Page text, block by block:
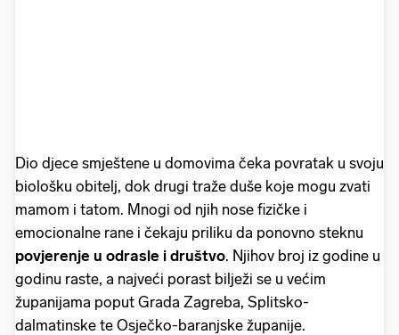
Dio djece smještene u domovima čeka povratak u svoju
biološku obitelj, dok drugi traže duše koje mogu zvati
mamom i tatom. Mnogi od njih nose fizičke i
emocionalne rane i čekaju priliku da ponovno steknu
povjerenje u odrasle i društvo. Njihov broj iz godine u
godinu raste, a najveći porast bilježi se u većim
županijama poput Grada Zagreba, Splitsko-
dalmatinske te Osječko-baranjske županije.